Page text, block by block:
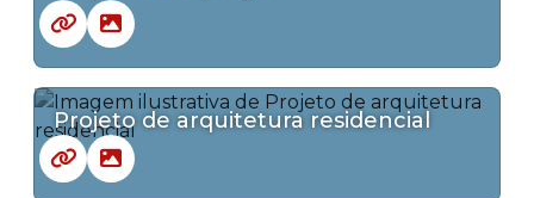
Projeto de arquitetura residencial